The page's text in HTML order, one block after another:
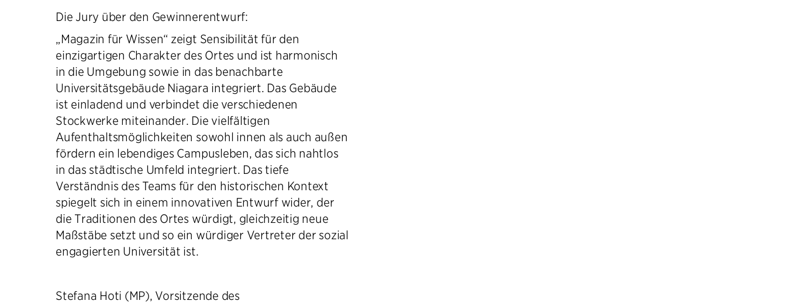
Die Jury über den Gewinnerentwurf:
„Magazin für Wissen“ zeigt Sensibilität für den
einzigartigen Charakter des Ortes und ist harmonisch
in die Umgebung sowie in das benachbarte
Universitätsgebäude Niagara integriert. Das Gebäude
ist einladend und verbindet die verschiedenen
Stockwerke miteinander. Die vielfältigen
Aufenthaltsmöglichkeiten sowohl innen als auch außen
fördern ein lebendiges Campusleben, das sich nahtlos
in das städtische Umfeld integriert. Das tiefe
Verständnis des Teams für den historischen Kontext
spiegelt sich in einem innovativen Entwurf wider, der
die Traditionen des Ortes würdigt, gleichzeitig neue
Maßstäbe setzt und so ein würdiger Vertreter der sozial
engagierten Universität ist.
Stefana Hoti (MP), Vorsitzende des